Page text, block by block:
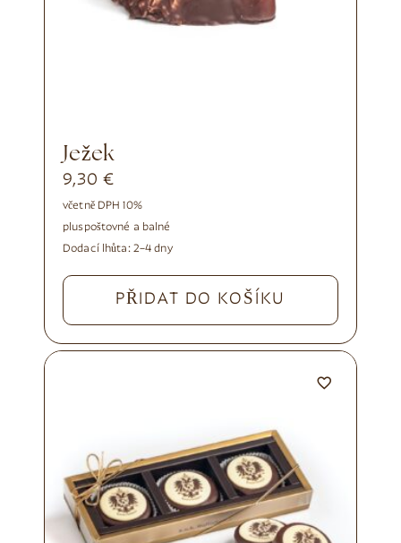
ježek
9,30 €
včetně DPH 10%
pluspoštovné a balné
Dodací lhůta: 2–4 dny
PŘIDAT DO KOŠÍKU